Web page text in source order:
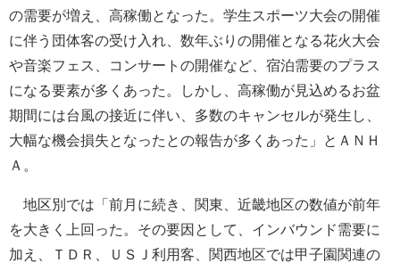
の需要が増え、高稼働となった。学生スポーツ大会の開催
に伴う団体客の受け入れ、数年ぶりの開催となる花火大会
や音楽フェス、コンサートの開催など、宿泊需要のプラス
になる要素が多くあった。しかし、高稼働が見込めるお盆
期間には台風の接近に伴い、多数のキャンセルが発生し、
大幅な機会損失となったとの報告が多くあった」とＡＮＨ
Ａ。
地区別では「前月に続き、関東、近畿地区の数値が前年
を大きく上回った。その要因として、インバウンド需要に
加え、ＴＤＲ、ＵＳＪ利用客、関西地区では甲子園関連の